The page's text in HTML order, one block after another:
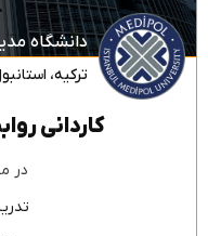
دانشگاه
ترکیه،
کاردانی
در